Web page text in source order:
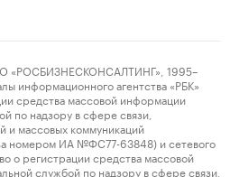
1995–
информационного агентства «РБК»
средства массовой информации
по надзору в сфере связи,
и массовых коммуникаций
номером ИА №ФС77-63848) и сетевого
о регистрации средства массовой
службой по надзору в сфере связи,